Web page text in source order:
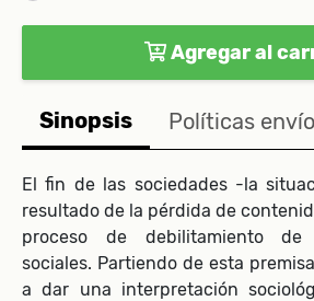
Agregar al
Sinopsis Políticas envío
El fin de las sociedades -la
resultado de la pérdida de
proceso de debilitamiento de
sociales. Partiendo de esta
a dar una interpretación